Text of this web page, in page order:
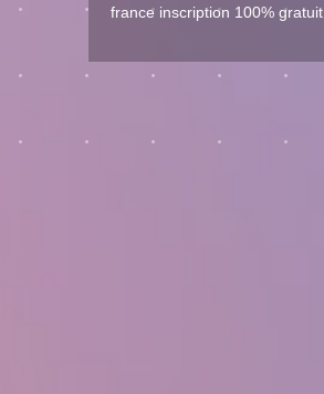
france inscription 100% gratuit.